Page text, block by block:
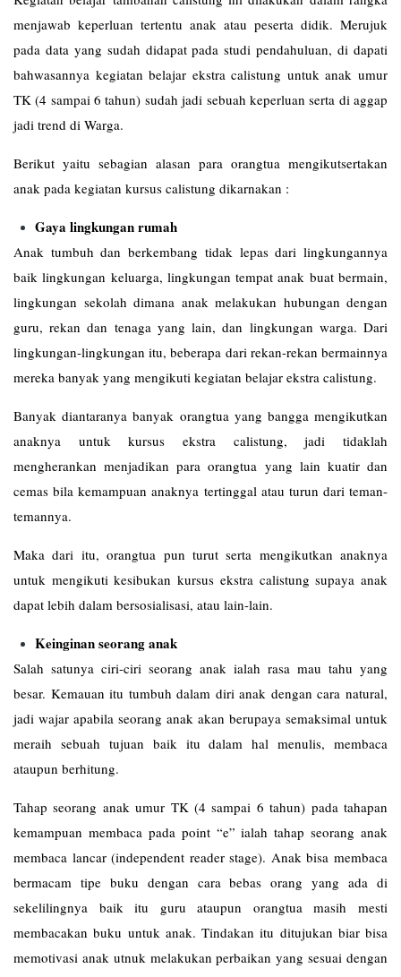
menjawab keperluan tertentu anak atau peserta didik. Merujuk
pada data yang sudah didapat pada studi pendahuluan, di dapati
bahwasannya kegiatan belajar ekstra calistung untuk anak umur
TK (4 sampai 6 tahun) sudah jadi sebuah keperluan serta di aggap
jadi trend di Warga.
Berikut yaitu sebagian alasan para orangtua mengikutsertakan
anak pada kegiatan kursus calistung dikarnakan :
Gaya lingkungan rumah
Anak tumbuh dan berkembang tidak lepas dari lingkungannya
baik lingkungan keluarga, lingkungan tempat anak buat bermain,
lingkungan sekolah dimana anak melakukan hubungan dengan
guru, rekan dan tenaga yang lain, dan lingkungan warga. Dari
lingkungan-lingkungan itu, beberapa dari rekan-rekan bermainnya
mereka banyak yang mengikuti kegiatan belajar ekstra calistung.
Banyak diantaranya banyak orangtua yang bangga mengikutkan
anaknya untuk kursus ekstra calistung, jadi tidaklah
mengherankan menjadikan para orangtua yang lain kuatir dan
cemas bila kemampuan anaknya tertinggal atau turun dari teman-
temannya.
Maka dari itu, orangtua pun turut serta mengikutkan anaknya
untuk mengikuti kesibukan kursus ekstra calistung supaya anak
dapat lebih dalam bersosialisasi, atau lain-lain.
Keinginan seorang anak
Salah satunya ciri-ciri seorang anak ialah rasa mau tahu yang
besar. Kemauan itu tumbuh dalam diri anak dengan cara natural,
jadi wajar apabila seorang anak akan berupaya semaksimal untuk
meraih sebuah tujuan baik itu dalam hal menulis, membaca
ataupun berhitung.
Tahap seorang anak umur TK (4 sampai 6 tahun) pada tahapan
kemampuan membaca pada point “e” ialah tahap seorang anak
membaca lancar (independent reader stage). Anak bisa membaca
bermacam tipe buku dengan cara bebas orang yang ada di
sekelilingnya baik itu guru ataupun orangtua masih mesti
membacakan buku untuk anak. Tindakan itu ditujukan biar bisa
memotivasi anak utnuk melakukan perbaikan yang sesuai dengan